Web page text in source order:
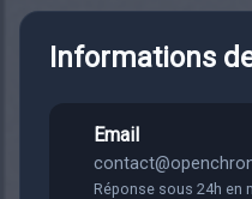
Informations
Email
Réponse sous 24h en